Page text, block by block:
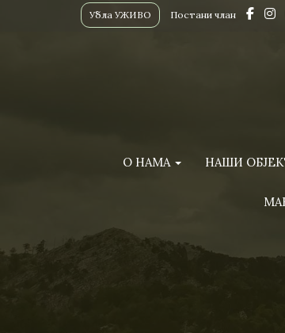
Убла УЖИВО Постани члан
О НАМА НАШИ